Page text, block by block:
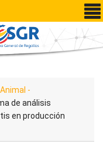
-
de análisis
en producción